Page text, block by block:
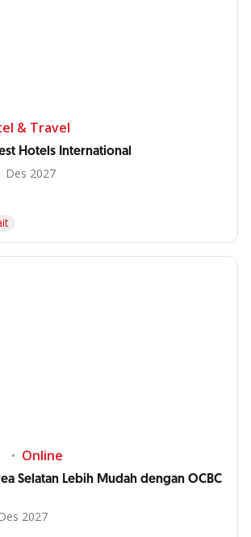
& Travel
Hotels International
Des 2027
Online
Selatan Lebih Mudah dengan OCBC
2027